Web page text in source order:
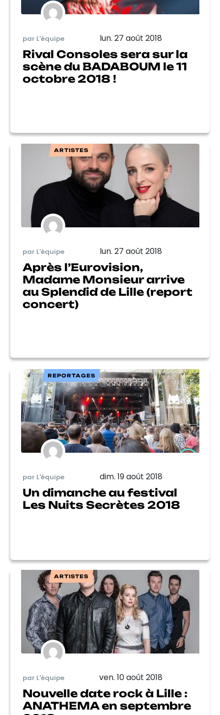
par L'équipe lun. 27 août 2018
Rival Consoles sera sur la
scène du BADABOUM le 11
octobre 2018 !
ARTISTES
par L'équipe lun. 27 août 2018
Après l’Eurovision,
Madame Monsieur arrive
au Splendid de Lille (report
concert)
REPORTAGES
par L'équipe dim. 19 août 2018
Un dimanche au festival
Les Nuits Secrètes 2018
ARTISTES
par L'équipe ven. 10 août 2018
Nouvelle date rock à Lille :
ANATHEMA en septembre